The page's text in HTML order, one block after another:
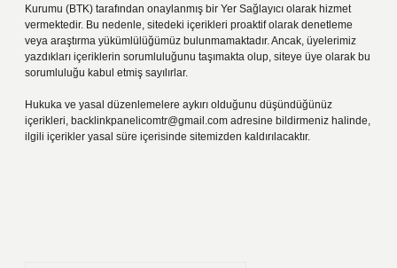
Kurumu (BTK) tarafından onaylanmış bir Yer Sağlayıcı olarak hizmet
vermektedir. Bu nedenle, sitedeki içerikleri proaktif olarak denetleme
veya araştırma yükümlülüğümüz bulunmamaktadır. Ancak, üyelerimiz
yazdıkları içeriklerin sorumluluğunu taşımakta olup, siteye üye olarak bu
sorumluluğu kabul etmiş sayılırlar.
Hukuka ve yasal düzenlemelere aykırı olduğunu düşündüğünüz
içerikleri, backlinkpanelicomtr@gmail.com adresine bildirmeniz halinde,
ilgili içerikler yasal süre içerisinde sitemizden kaldırılacaktır.